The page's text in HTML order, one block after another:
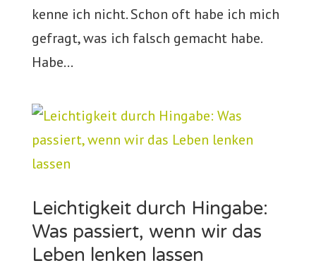
kenne ich nicht. Schon oft habe ich mich
gefragt, was ich falsch gemacht habe.
Habe...
Leichtigkeit durch Hingabe:
Was passiert, wenn wir das
Leben lenken lassen